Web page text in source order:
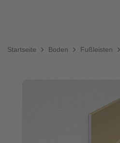
Startseite Boden Fußleisten